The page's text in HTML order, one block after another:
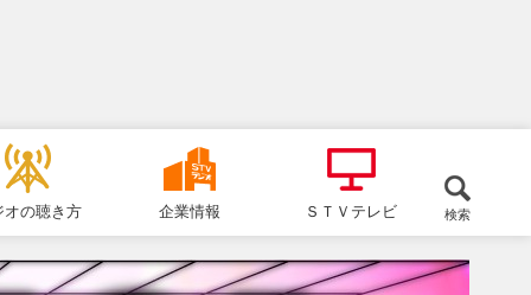
オの聴き方 企業情報 ＳＴＶテレビ 検索